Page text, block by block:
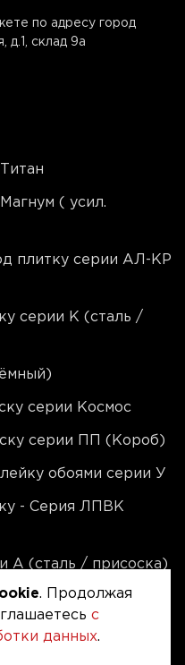
по адресу город
д.1, склад 9а
( усил.
плитку серии АЛ-КР
серии K (сталь /
серии Космос
серии ПП (Короб)
обоями серии У
- Серия ЛПВК
A (сталь / присоска)
ФЛЮР
размерам
. Продолжая
с
данных.